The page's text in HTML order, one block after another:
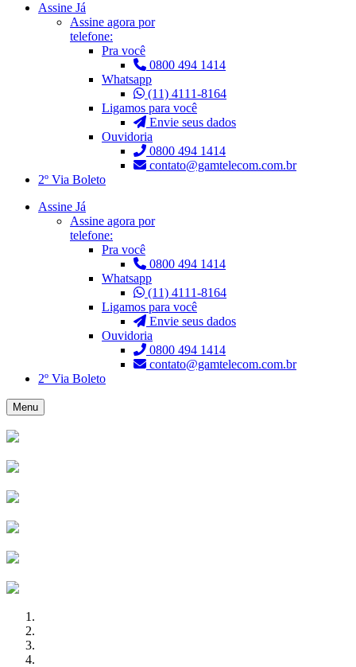
Assine Já
Assine agora por
telefone:
Pra você
0800 494 1414
Whatsapp
(11) 4111-8164
Ligamos para você
Envie seus dados
Ouvidoria
0800 494 1414
contato@gamtelecom.com.br
2º Via Boleto
Assine Já
Assine agora por
telefone:
Pra você
0800 494 1414
Whatsapp
(11) 4111-8164
Ligamos para você
Envie seus dados
Ouvidoria
0800 494 1414
contato@gamtelecom.com.br
2º Via Boleto
Menu